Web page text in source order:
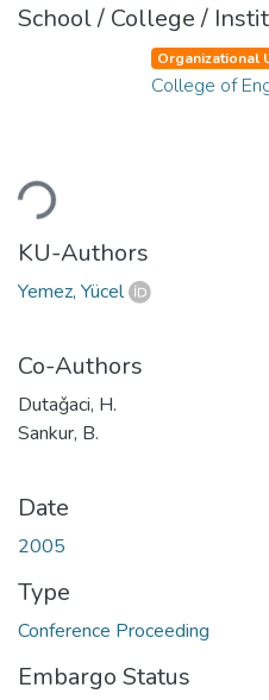
School / College /
Loading...
Organizational
College of
KU-Authors
Yemez, Yücel
Co-Authors
Dutaǧaci, H.
Sankur, B.
Date
2005
Type
Conference Proceeding
Embargo Status